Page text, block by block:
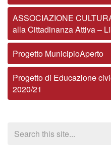
ASSOCIAZIONE
alla Cittadinanza Attiva –
Progetto MunicipioAperto
Progetto di Educazione
2020/21